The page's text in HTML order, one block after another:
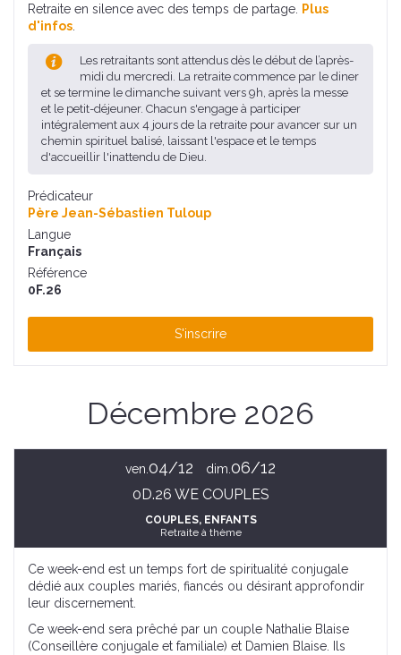
Retraite en silence avec des temps de partage.
Plus
d'infos
Les retraitants sont attendus dès le début de l’après-
midi du mercredi. La retraite commence par le diner
et se termine le dimanche suivant vers 9h, après la messe
et le petit-déjeuner. Chacun s'engage à participer
intégralement aux 4 jours de la retraite pour avancer sur un
chemin spirituel balisé, laissant l'espace et le temps
d'accueillir l'inattendu de Dieu.
Prédicateur
Père Jean-Sébastien Tuloup
Langue
Français
Référence
0F.26
S'inscrire
Décembre 2026
ven. 04/12 dim. 06/12
0D.26 WE COUPLES
COUPLES, ENFANTS
Retraite à thème
Ce week-end est un temps fort de spiritualité conjugale
dédié aux couples mariés, fiancés ou désirant approfondir
leur discernement.
Ce week-end sera prêché par un couple Nathalie Blaise
(Conseillère conjugale et familiale) et Damien Blaise. Ils